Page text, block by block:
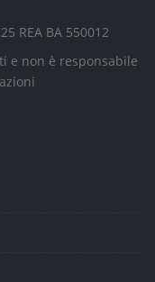
REA BA 550012
e non è responsabile